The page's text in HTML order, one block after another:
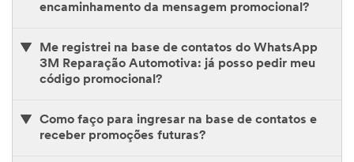
encaminhamento da mensagem promocional?
Me registrei na base de contatos do WhatsApp
3M Reparação Automotiva: já posso pedir meu
código promocional?
Como faço para ingresar na base de contatos e
receber promoções futuras?